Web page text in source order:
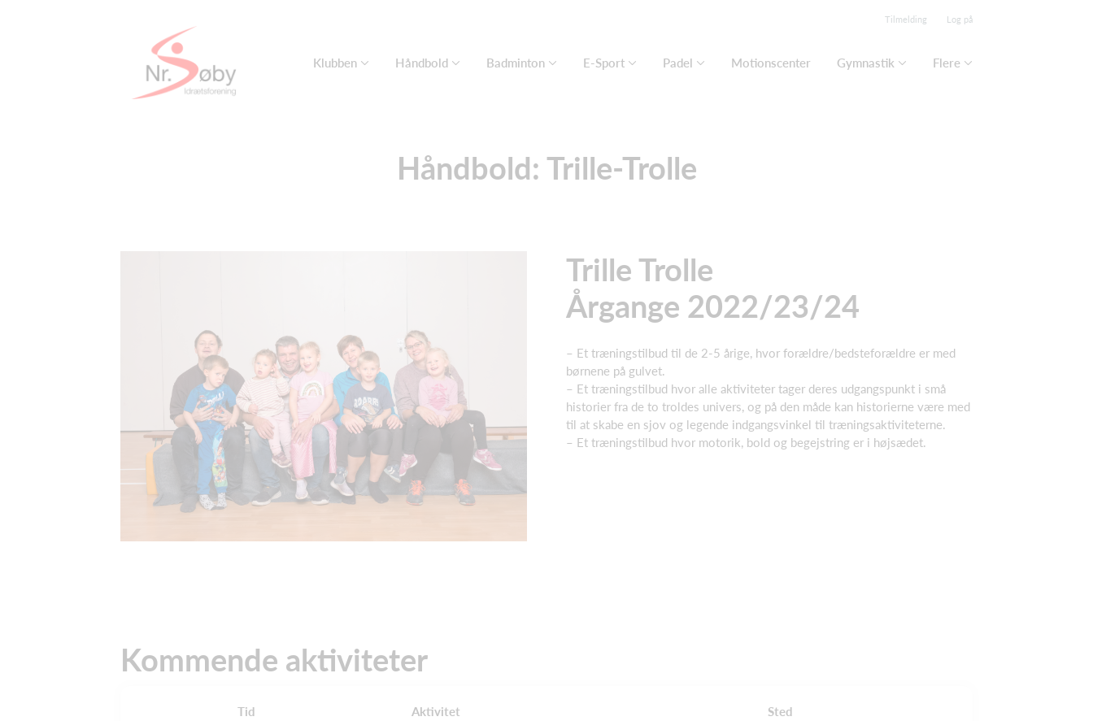
Tilmelding Log på
Klubben Håndbold Badminton E-Sport Padel Motionscenter Gymnastik Flere
Håndbold: Trille-Trolle
Trille Trolle
Årgange 2022/23/24
– Et træningstilbud til de 2-5 årige, hvor forældre/bedsteforældre er med
børnene på gulvet.
– Et træningstilbud hvor alle aktiviteter tager deres udgangspunkt i små
historier fra de to troldes univers, og på den måde kan historierne være med
til at skabe en sjov og legende indgangsvinkel til træningsaktiviteterne.
– Et træningstilbud hvor motorik, bold og begejstring er i højsædet.
Kommende aktiviteter
Tid Aktivitet Sted